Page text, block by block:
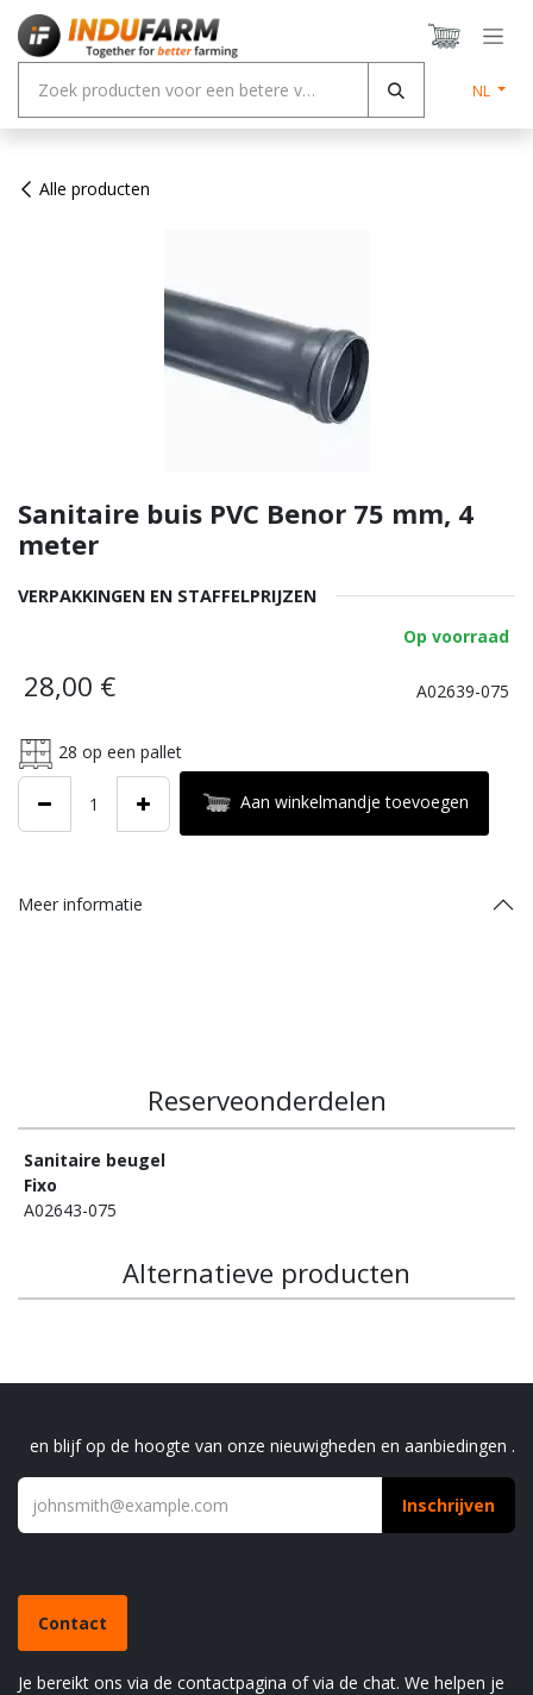
Overslaan naar inhoud
NL
Alle producten
Sanitaire buis PVC Benor 75 mm, 4
meter
VERPAKKINGEN EN STAFFELPRIJZEN
Op voorraad
28,00 € A02639-075
28 op een pallet
Aan winkelmandje toevoegen
Meer informatie
Reserveonderdelen
Sanitaire beugel
Fixo
A02643-075
Alternatieve producten
en blijf op de hoogte van onze nieuwigheden en aanbiedingen .
Inschrijven
Contact
Je bereikt ons via de contactpagina of via de chat. We helpen je